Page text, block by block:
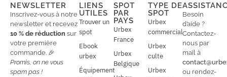
NEWSLETTER
Inscrivez-vous à notre
newsletter et recevez
10 % de réduction sur
votre première
commande. 🎉
Promis, on ne vous
spam pas !
LIENS
UTILES
Trouver un
spot
Ebook
urbex
Équipement
SPOT
PAR
PAYS
Urbex
France
Urbex
Belgique
TYPE DE
SPOT
Urbex
commercial
Urbex
culte
Urbex
Besoin
d’aide ?
Contactez-
nous par
mail à
ou rendez-